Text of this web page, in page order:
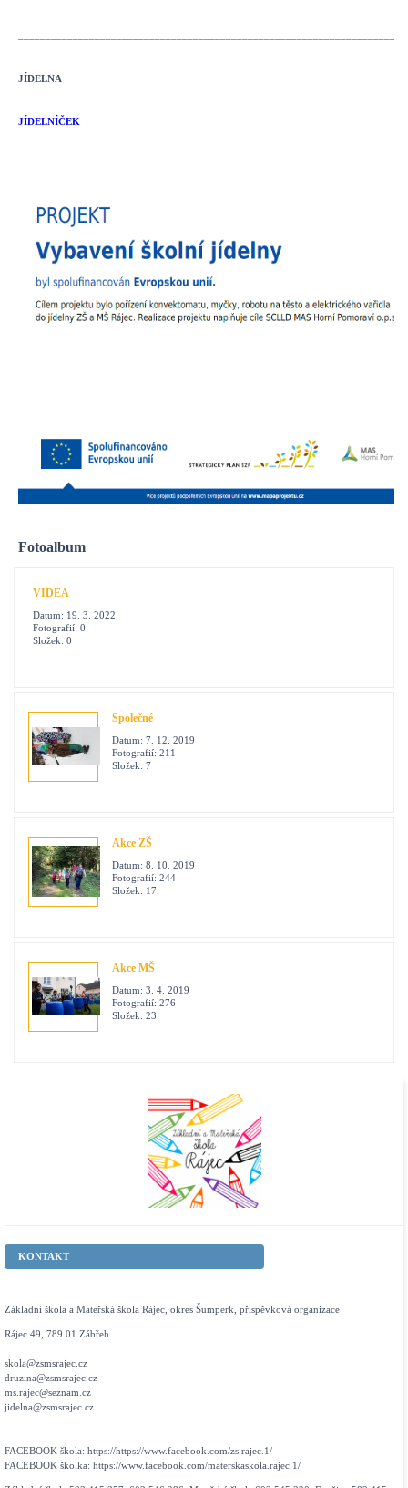
JÍDELNA
JÍDELNÍČEK
Fotoalbum
VIDEA
Datum: 19. 3. 2022
Fotografií: 0
Složek: 0
Společné
Datum: 7. 12. 2019
Fotografií: 211
Složek: 7
Akce ZŠ
Datum: 8. 10. 2019
Fotografií: 244
Složek: 17
Akce MŠ
Datum: 3. 4. 2019
Fotografií: 276
Složek: 23
KONTAKT
Základní škola a Mateřská škola Rájec, okres Šumperk, příspěvková organizace
Rájec 49, 789 01 Zábřeh
skola@zsmsrajec.cz
druzina@zsmsrajec.cz
ms.rajec@seznam.cz
jidelna@zsmsrajec.cz
FACEBOOK škola: https://https://www.facebook.com/zs.rajec.1/
FACEBOOK školka: https://www.facebook.com/materskaskola.rajec.1/